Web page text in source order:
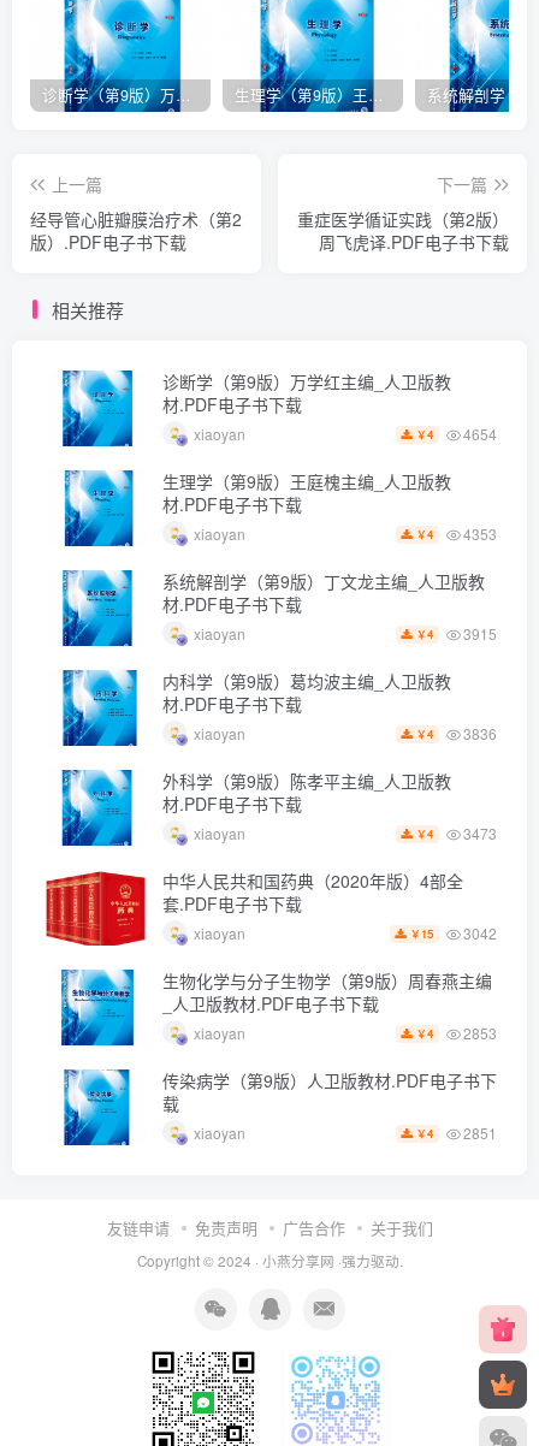
诊断学（第9版）万学红主编_人卫版教材.PDF电子书下载 生理学（第9版）王庭槐主编_人卫版教材.PDF电子书下载
上一篇
经导管心脏瓣膜治疗术（第2
版）.PDF电子书下载
下一篇
重症医学循证实践（第2版）
周飞虎译.PDF电子书下载
相关推荐
诊断学（第9版）万学红主编_人卫版教
材.PDF电子书下载
xiaoyan ￥4 4654
生理学（第9版）王庭槐主编_人卫版教
材.PDF电子书下载
xiaoyan ￥4 4353
系统解剖学（第9版）丁文龙主编_人卫版教
材.PDF电子书下载
xiaoyan ￥4 3915
内科学（第9版）葛均波主编_人卫版教
材.PDF电子书下载
xiaoyan ￥4 3836
外科学（第9版）陈孝平主编_人卫版教
材.PDF电子书下载
xiaoyan ￥4 3473
中华人民共和国药典（2020年版）4部全
套.PDF电子书下载
xiaoyan ￥ 15 3042
生物化学与分子生物学（第9版）周春燕主编
_人卫版教材.PDF电子书下载
xiaoyan ￥4 2853
传染病学（第9版）人卫版教材.PDF电子书下
载
xiaoyan ￥4 2851
友链申请 免责声明 广告合作 关于我们
Copyright © 2024 · 小燕分享网 ·强力驱动.